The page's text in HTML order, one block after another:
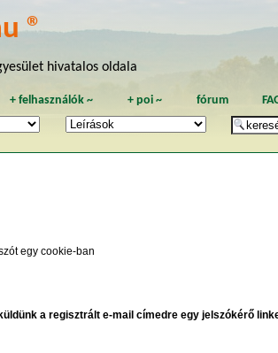
®
hivatalos oldala
+felhasználók ~ + poi~ fórum
egy cookie-ban
a regisztrált e-mail címedre egy jelszókérő